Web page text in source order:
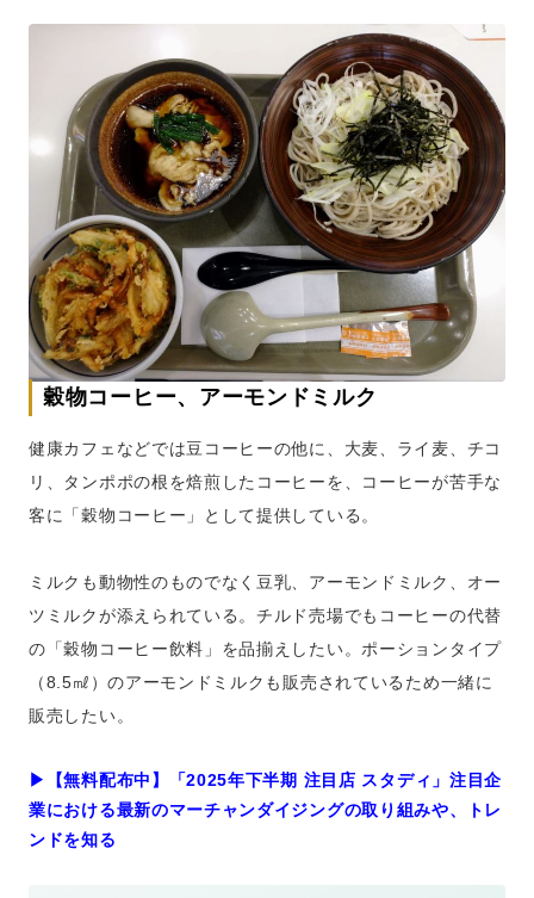
穀物コーヒー、アーモンドミルク
健康カフェなどでは豆コーヒーの他に、大麦、ライ麦、チコ
リ、タンポポの根を焙煎したコーヒーを、コーヒーが苦手な
客に「穀物コーヒー」として提供している。
ミルクも動物性のものでなく豆乳、アーモンドミルク、オー
ツミルクが添えられている。チルド売場でもコーヒーの代替
の「穀物コーヒー飲料」を品揃えしたい。ポーションタイプ
（8.5㎖）のアーモンドミルクも販売されているため一緒に
販売したい。
▶︎【無料配布中】「2025年下半期 注目店 スタディ」注目企
業における最新のマーチャンダイジングの取り組みや、トレ
ンドを知る